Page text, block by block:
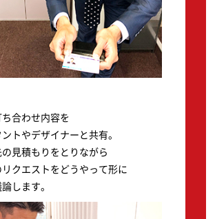
合わせ内容を
トやデザイナーと共有。
見積もりをとりながら
クエストをどうやって形に
します。